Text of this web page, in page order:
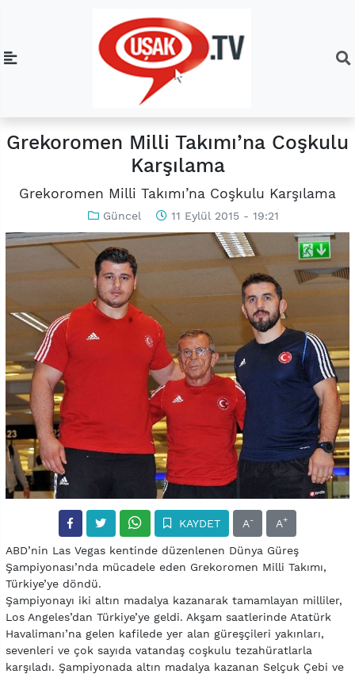
Grekoromen Milli Takımı’na Coşkulu
Karşılama
Grekoromen Milli Takımı’na Coşkulu Karşılama
Güncel 11 Eylül 2015 - 19:21
KAYDET A- A+
ABD’nin Las Vegas kentinde düzenlenen Dünya Güreş
Şampiyonası’nda mücadele eden Grekoromen Milli Takımı,
Türkiye’ye döndü.
Şampiyonayı iki altın madalya kazanarak tamamlayan milliler,
Los Angeles’dan Türkiye’ye geldi. Akşam saatlerinde Atatürk
Havalimanı’na gelen kafilede yer alan güreşçileri yakınları,
sevenleri ve çok sayıda vatandaş coşkulu tezahüratlarla
karşıladı. Şampiyonada altın madalya kazanan Selçuk Çebi ve